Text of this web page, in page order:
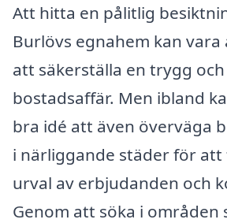
Att hitta en pålitlig
Burlövs egnahem kan
att säkerställa en trygg
bostadsaffär. Men ibland
bra idé att även överväga
i närliggande städer för
urval av erbjudanden och
Genom att söka i områden